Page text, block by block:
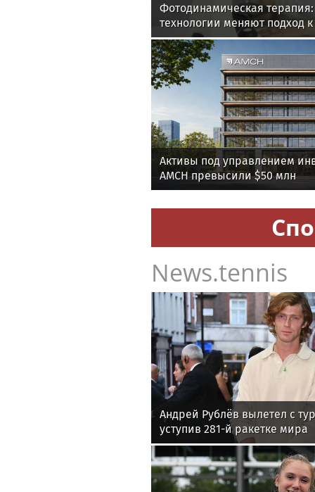
Фотодинамическая
технологии меняют подход
онкологии
Активы под управлением
AMCH превысили $50 млн
News.tennis
Андрей Рублёв вылетел с
уступив 281-й ракетке мира